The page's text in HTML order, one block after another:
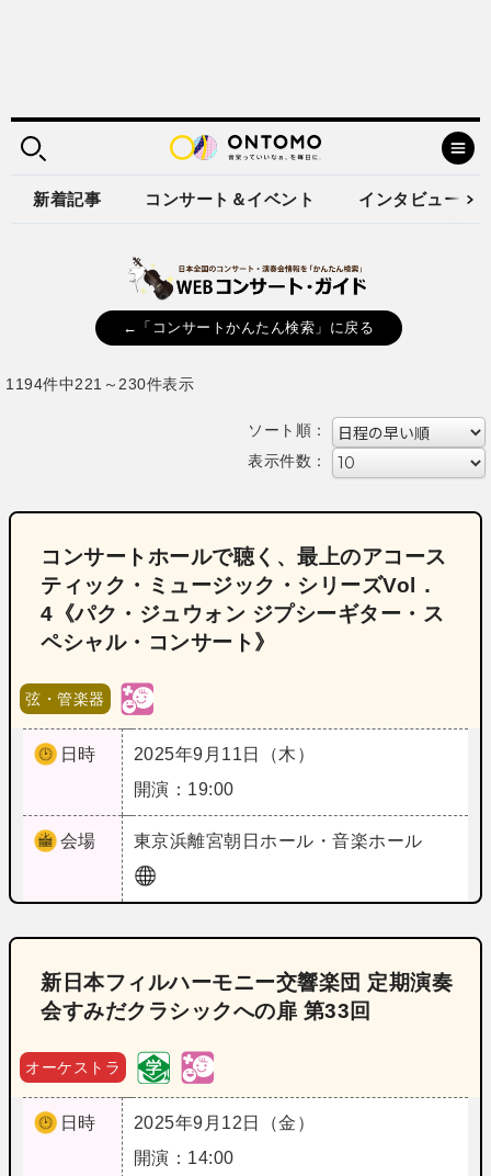
新着記事 コンサート＆イベント インタビュー
←「コンサートかんたん検索」に戻る
1194件中221～230件表示
ソート順：
表示件数：
コンサートホールで聴く、最上のアコース
ティック・ミュージック・シリーズVol．
4《パク・ジュウォン ジプシーギター・ス
ペシャル・コンサート》
弦・管楽器
日時
2025年9月11日（木）
開演：19:00
会場 東京浜離宮朝日ホール・音楽ホール
新日本フィルハーモニー交響楽団 定期演奏
会すみだクラシックへの扉 第33回
オーケストラ
日時
2025年9月12日（金）
開演：14:00